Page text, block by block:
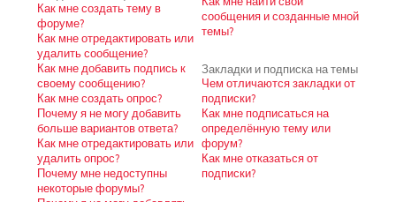
Как мне создать тему в
форуме?
Как мне отредактировать или
удалить сообщение?
Как мне добавить подпись к
своему сообщению?
Как мне создать опрос?
Почему я не могу добавить
больше вариантов ответа?
Как мне отредактировать или
удалить опрос?
Почему мне недоступны
некоторые форумы?
сообщения и созданные мной
темы?
Закладки и подписка на темы
Чем отличаются закладки от
подписки?
Как мне подписаться на
определённую тему или
форум?
Как мне отказаться от
подписки?